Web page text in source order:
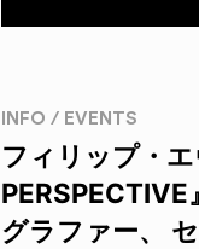
INFO / EVENTS
フィリップ・
グラファー、